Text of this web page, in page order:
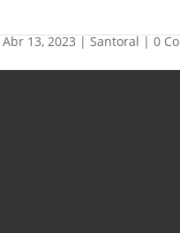
Abr 13, 2023|Santoral|0